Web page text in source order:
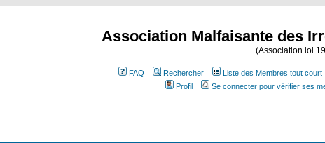
Association Malfaisante des
(Association loi
FAQ Rechercher Liste des Membres tout court
Profil
Se connecter pour vérifier ses